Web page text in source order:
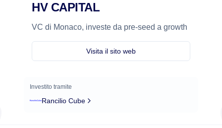
HV CAPITAL
VC di Monaco, investe da pre-seed a growth
Visita il sito web
Investito tramite
Rancilio Cube